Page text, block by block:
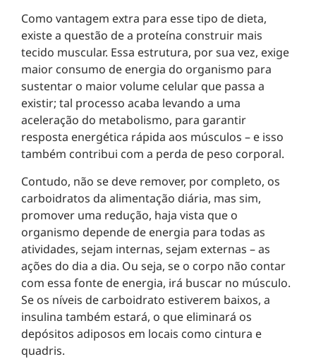
Como vantagem extra para esse tipo de dieta,
existe a questão de a proteína construir mais
tecido muscular. Essa estrutura, por sua vez, exige
maior consumo de energia do organismo para
sustentar o maior volume celular que passa a
existir; tal processo acaba levando a uma
aceleração do metabolismo, para garantir
resposta energética rápida aos músculos – e isso
também contribui com a perda de peso corporal.
Contudo, não se deve remover, por completo, os
carboidratos da alimentação diária, mas sim,
promover uma redução, haja vista que o
organismo depende de energia para todas as
atividades, sejam internas, sejam externas – as
ações do dia a dia. Ou seja, se o corpo não contar
com essa fonte de energia, irá buscar no músculo.
Se os níveis de carboidrato estiverem baixos, a
insulina também estará, o que eliminará os
depósitos adiposos em locais como cintura e
quadris.